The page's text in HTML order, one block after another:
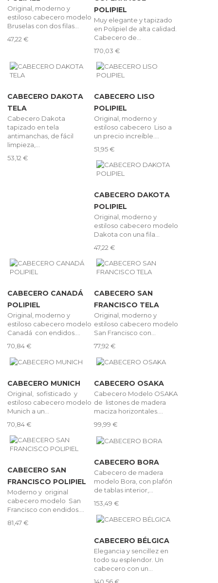
Original, moderno y
estiloso cabecero modelo
Bruselas con dos filas...
47,22 €
POLIPIEL
Muy elegante y tapizado
en Polipiel de alta calidad.
Cabecero de...
170,03 €
CABECERO DAKOTA
TELA
Cabecero Dakota
tapizado en tela
antimanchas, de fácil
limpieza,...
53,12 €
CABECERO LISO
POLIPIEL
Original, moderno y
estiloso cabecero Liso a
un precio increíble....
51,95 €
CABECERO DAKOTA
POLIPIEL
Original, moderno y
estiloso cabecero modelo
Dakota con una fila...
47,22 €
CABECERO CANADÁ
POLIPIEL
Original, moderno y
estiloso cabecero modelo
Canadá con endidos....
70,84 €
CABECERO SAN
FRANCISCO TELA
Original, moderno y
estiloso cabecero modelo
San Francisco con...
77,92 €
CABECERO MUNICH
Original, sofisticado y
estiloso cabecero modelo
Munich a un...
70,84 €
CABECERO OSAKA
Cabecero Modelo OSAKA
de listones de madera
maciza horizontales....
99,99 €
CABECERO SAN
FRANCISCO POLIPIEL
Moderno y original
cabecero modelo San
Francisco con endidos....
81,47 €
CABECERO BORA
Cabecero de madera
modelo Bora, con plafón
de tablas interior,...
153,49 €
CABECERO BÉLGICA
Elegancia y sencillez en
todo su esplendor. Un
cabecero con un...